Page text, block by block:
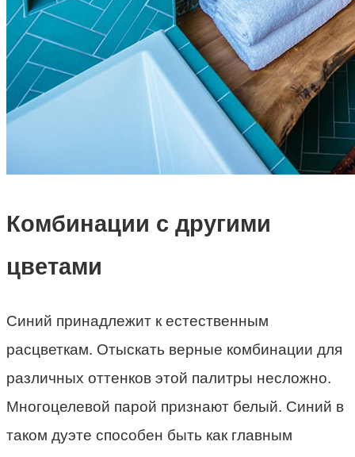
Комбинации с другими
цветами
Синий принадлежит к естественным
расцветкам. Отыскать верные комбинации для
различных оттенков этой палитры несложно.
Многоцелевой парой признают белый. Синий в
таком дуэте способен быть как главным